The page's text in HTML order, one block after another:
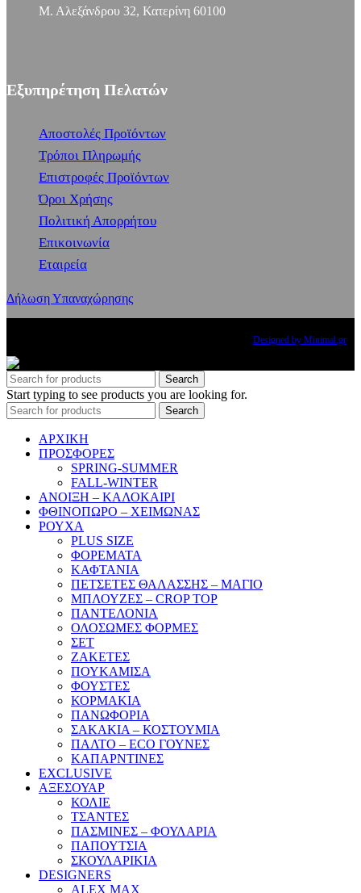
Μ. Αλεξάνδρου 32, Κατερίνη 60100
Εξυπηρέτηση Πελατών
Αποστολές Προϊόντων
Τρόποι Πληρωμής
Επιστροφές Προϊόντων
Όροι Χρήσης
Πολιτική Απορρήτου
Επικοινωνία
Εταιρεία
Δήλωση Υπαναχώρησης
Designed by Minimal.gr
Search
Start typing to see products you are looking for.
Search
ΑΡΧΙΚΗ
ΠΡΟΣΦΟΡΕΣ
SPRING-SUMMER
FALL-WINTER
ΑΝΟΙΞΗ – ΚΑΛΟΚΑΙΡΙ
ΦΘΙΝΟΠΩΡΟ – ΧΕΙΜΩΝΑΣ
ΡΟΥΧΑ
PLUS SIZE
ΦΟΡΕΜΑΤΑ
ΚΑΦΤΑΝΙΑ
ΠΕΤΣΕΤΕΣ ΘΑΛΑΣΣΗΣ – ΜΑΓΙΟ
ΜΠΛΟΥΖΕΣ – CROP TOP
ΠΑΝΤΕΛΟΝΙΑ
ΟΛΟΣΩΜΕΣ ΦΟΡΜΕΣ
ΣΕΤ
ΖΑΚΕΤΕΣ
ΠΟΥΚΑΜΙΣΑ
ΦΟΥΣΤΕΣ
ΚΟΡΜΑΚΙΑ
ΠΑΝΩΦΟΡΙΑ
ΣΑΚΑΚΙΑ – ΚΟΣΤΟΥΜΙΑ
ΠΑΛΤΟ – ECO ΓΟΥΝΕΣ
ΚΑΠΑΡΝΤΙΝΕΣ
EXCLUSIVE
ΑΞΕΣΟΥΑΡ
ΚΟΛΙΕ
ΤΣΑΝΤΕΣ
ΠΑΣΜΙΝΕΣ – ΦΟΥΛΑΡΙΑ
ΠΑΠΟΥΤΣΙΑ
ΣΚΟΥΛΑΡΙΚΙΑ
DESIGNERS
ALEX MAX